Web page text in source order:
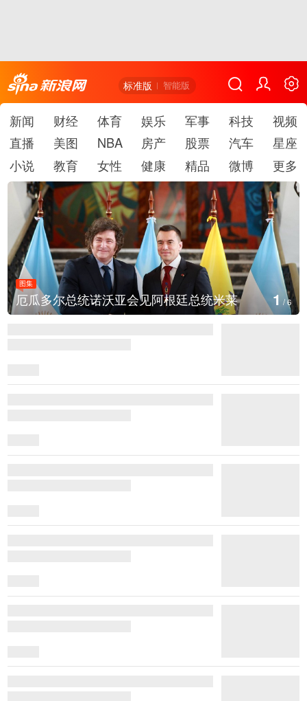
标准版 智能版
新闻 财经 体育 娱乐 军事 科技
视频
直播
美图 NBA 房产 股票 汽车
星座
小说
教育 女性 健康 精品 微博 更多
图集
厄瓜多尔总统诺沃亚会见阿根廷总统米莱 1/6